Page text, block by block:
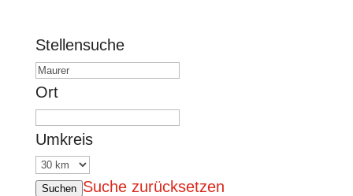
Stellensuche
Ort
Umkreis
Suchen Suche zurücksetzen